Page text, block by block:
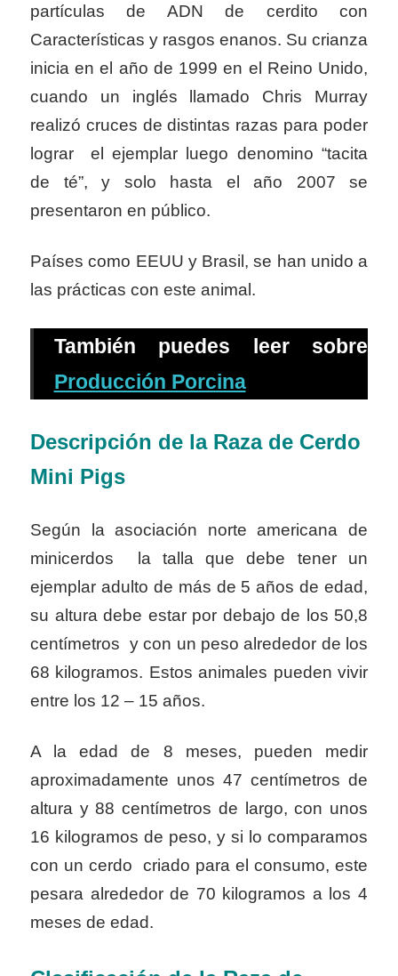
partículas de ADN de cerdito con
Características y rasgos enanos. Su crianza
inicia en el año de 1999 en el Reino Unido,
cuando un inglés llamado Chris Murray
realizó cruces de distintas razas para poder
lograr el ejemplar luego denomino “tacita
de té”, y solo hasta el año 2007 se
presentaron en público.
Países como EEUU y Brasil, se han unido a
las prácticas con este animal.
También puedes leer sobre
Producción Porcina
Descripción de la Raza de Cerdo
Mini Pigs
Según la asociación norte americana de
minicerdos la talla que debe tener un
ejemplar adulto de más de 5 años de edad,
su altura debe estar por debajo de los 50,8
centímetros y con un peso alrededor de los
68 kilogramos. Estos animales pueden vivir
entre los 12 – 15 años.
A la edad de 8 meses, pueden medir
aproximadamente unos 47 centímetros de
altura y 88 centímetros de largo, con unos
16 kilogramos de peso, y si lo comparamos
con un cerdo criado para el consumo, este
pesara alrededor de 70 kilogramos a los 4
meses de edad.